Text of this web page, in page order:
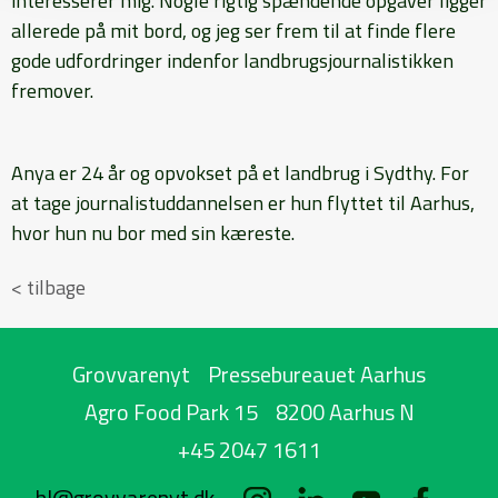
allerede på mit bord, og jeg ser frem til at finde flere
gode udfordringer indenfor landbrugsjournalistikken
fremover.
Anya er 24 år og opvokset på et landbrug i Sydthy. For
at tage journalistuddannelsen er hun flyttet til Aarhus,
hvor hun nu bor med sin kæreste.
< tilbage
Grovvarenyt
Pressebureauet Aarhus
Agro Food Park 15 8200 Aarhus N
+45 2047 1611